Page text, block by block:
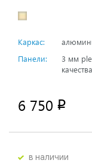
Каркас:
Панели:
3 мм
качества
6 750 p
в наличии